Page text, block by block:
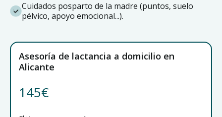
Cuidados posparto de la madre (puntos, suelo
pélvico, apoyo emocional...).
Asesoría de lactancia a domicilio en
Alicante
145€